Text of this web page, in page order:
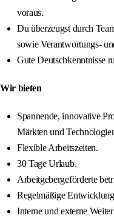
voraus.
Du überzeugst durch
sowie Verantwortungs-
Gute Deutschkenntnisse
Wir bieten
Spannende, innovative
Märkten und
Flexible Arbeitszeiten.
30 Tage Urlaub.
Arbeitgebergeförderte
Regelmäßige
Interne und externe